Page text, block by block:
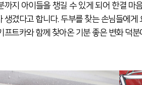
까지 아이들을 챙길 수 있게 되어 한결 마
생겼다고 합니다. 두부를 찾는 손님들에
프트카와 함께 찾아온 기분 좋은 변화 덕